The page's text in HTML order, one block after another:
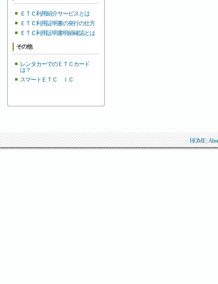
ＥＴＣ利用紹介サービスとは
ＥＴＣ利用証明書の発行の仕方
ＥＴＣ利用証明書明細確認とは
その他
レンタカーでのＥＴＣカード
は？
スマートＥＴＣ ＩＣ
HOME|